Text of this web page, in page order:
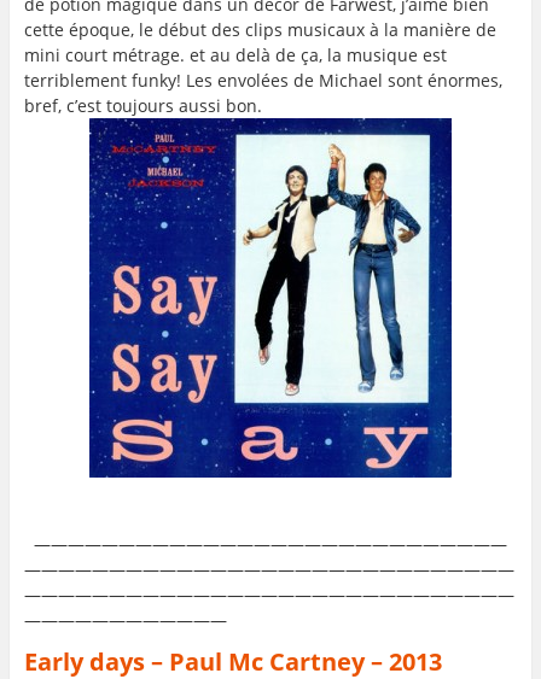
cette époque, le début des clips musicaux à la manière de
mini court métrage. et au delà de ça, la musique est
terriblement funky! Les envolées de Michael sont énormes,
bref, c’est toujours aussi bon.
————————————————————————————
—————————————————————————————
—————————————————————————————
————————————
Early days – Paul Mc Cartney – 2013